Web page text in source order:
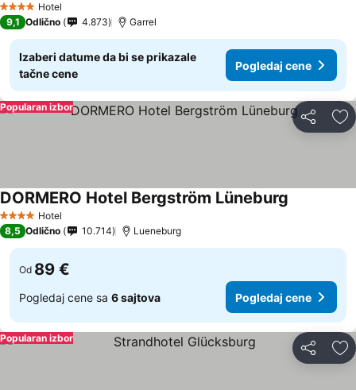
4 ZvezdiceHotel
9,1 Odlično 4.873 Garrel
Izaberi datume da bi se prikazale
tačne cene
Pogledaj cene
Deli
Popularan izbor
4 ZvezdiceHotel
DORMERO Hotel Bergström Lüneburg
8,5 Odlično 10.714 Lueneburg
Od 89 €
Pogledaj cene sa 6 sajtova Pogledaj cene
Deli
Popularan izbor